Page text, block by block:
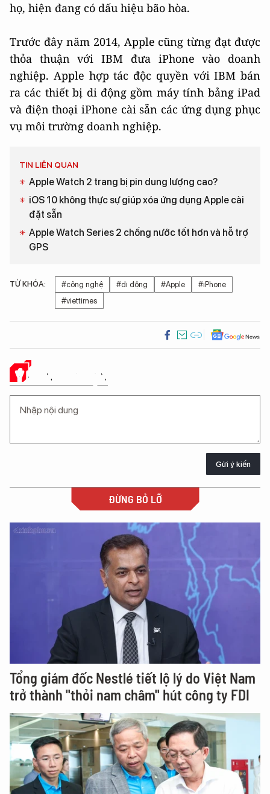
họ, hiện đang có dấu hiệu bão hòa.
Trước đây năm 2014, Apple cũng từng đạt được
thỏa thuận với IBM đưa iPhone vào doanh
nghiệp. Apple hợp tác độc quyền với IBM bán
ra các thiết bị di động gồm máy tính bảng iPad
và điện thoại iPhone cài sẵn các ứng dụng phục
vụ môi trường doanh nghiệp.
TIN LIÊN QUAN
Apple Watch 2 trang bị pin dung lượng cao?
iOS 10 không thực sự giúp xóa ứng dụng Apple cài
đặt sẵn
Apple Watch Series 2 chống nước tốt hơn và hỗ trợ
GPS
TỪ KHÓA: #công nghệ #di động #Apple
#iPhone
#viettimes
Ý KIẾN CỦA BẠN
Gửi ý kiến
ĐỪNG BỎ LỠ
Tổng giám đốc Nestlé tiết lộ lý do Việt Nam
trở thành "thỏi nam châm" hút công ty FDI